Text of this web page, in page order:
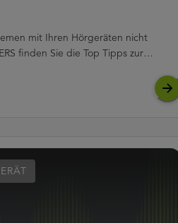
mit Ihren Hörgeräten nicht
finden Sie die Top Tipps zur